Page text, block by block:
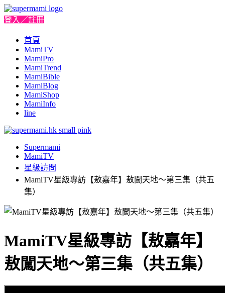
登入／註冊
首頁
MamiTV
MamiPro
MamiTrend
MamiBible
MamiBlog
MamiShop
MamiInfo
line
Supermami
MamiTV
星級訪問
MamiTV星級專訪【敖嘉年】敖闖天地～第三集（共五
集）
MamiTV星級專訪【敖嘉年】
敖闖天地～第三集（共五集）